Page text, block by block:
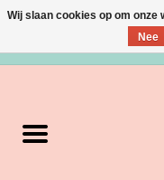
Verzorging
Wij slaan cookies op om
Nee